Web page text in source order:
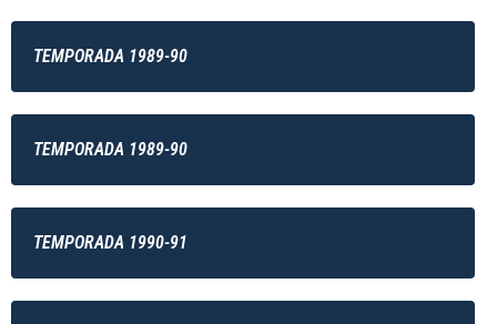
TEMPORADA 1989-90
TEMPORADA 1989-90
TEMPORADA 1990-91